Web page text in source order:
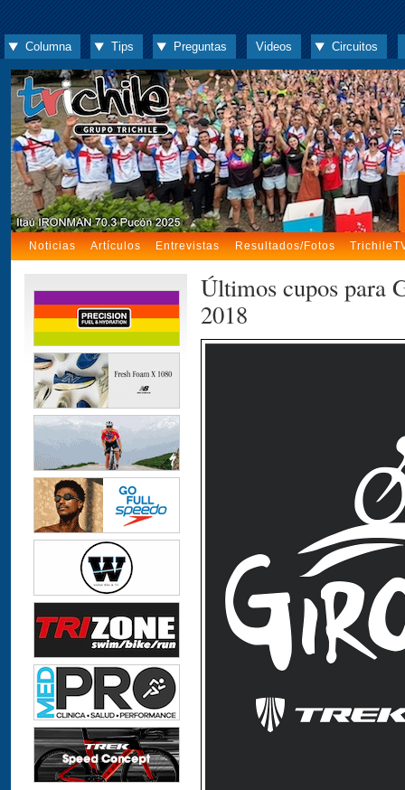
Columna Tips Preguntas Videos Circuitos
Noticias Artículos Entrevistas Resultados/Fotos
Últimos cupos para
2018